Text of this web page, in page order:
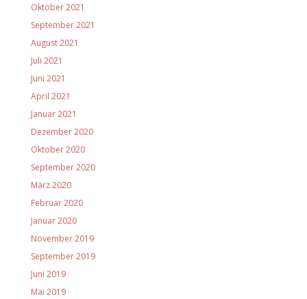
Oktober 2021
September 2021
August 2021
Juli 2021
Juni 2021
April 2021
Januar 2021
Dezember 2020
Oktober 2020
September 2020
März 2020
Februar 2020
Januar 2020
November 2019
September 2019
Juni 2019
Mai 2019